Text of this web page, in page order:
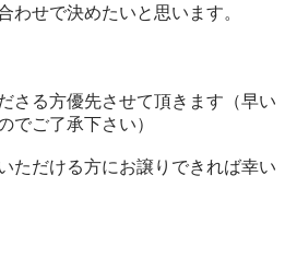
せで決めたいと思います。
さる方優先させて頂きます（早い
でご了承下さい）
ただける方にお譲りできれば幸い